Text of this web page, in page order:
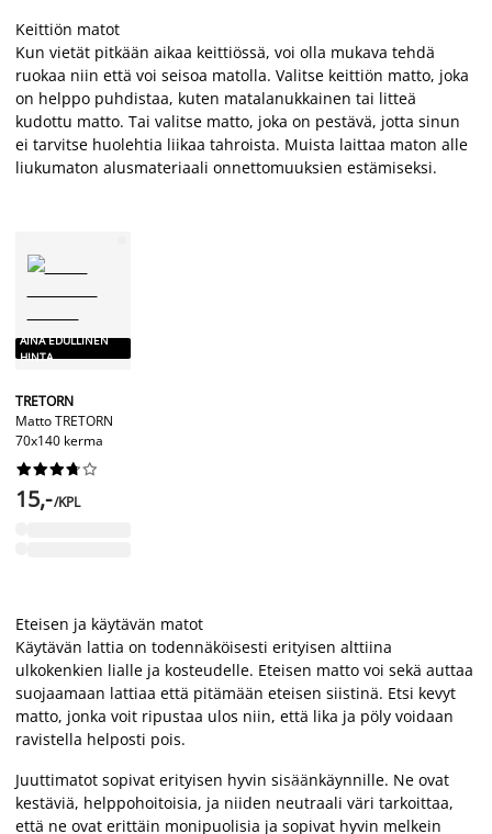
Keittiön matot
Kun vietät pitkään aikaa keittiössä, voi olla mukava tehdä
ruokaa niin että voi seisoa matolla. Valitse keittiön matto, joka
on helppo puhdistaa, kuten matalanukkainen tai litteä
kudottu matto. Tai valitse matto, joka on pestävä, jotta sinun
ei tarvitse huolehtia liikaa tahroista. Muista laittaa maton alle
liukumaton alusmateriaali onnettomuuksien estämiseksi.
AINA EDULLINEN
HINTA
TRETORN
Matto TRETORN
70x140 kerma






15,-/KPL
Eteisen ja käytävän matot
Käytävän lattia on todennäköisesti erityisen alttiina
ulkokenkien lialle ja kosteudelle. Eteisen matto voi sekä auttaa
suojaamaan lattiaa että pitämään eteisen siistinä. Etsi kevyt
matto, jonka voit ripustaa ulos niin, että lika ja pöly voidaan
ravistella helposti pois.
Juuttimatot sopivat erityisen hyvin sisäänkäynnille. Ne ovat
kestäviä, helppohoitoisia, ja niiden neutraali väri tarkoittaa,
että ne ovat erittäin monipuolisia ja sopivat hyvin melkein